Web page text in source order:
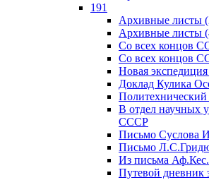
191
Архивные листы
Архивные листы
Со всех концов
Со всех концов
Новая
Доклад Кулика
Политехнический
В отдел научных
СССР
Письмо Суслова
Письмо
Из письма
Путевой дневник